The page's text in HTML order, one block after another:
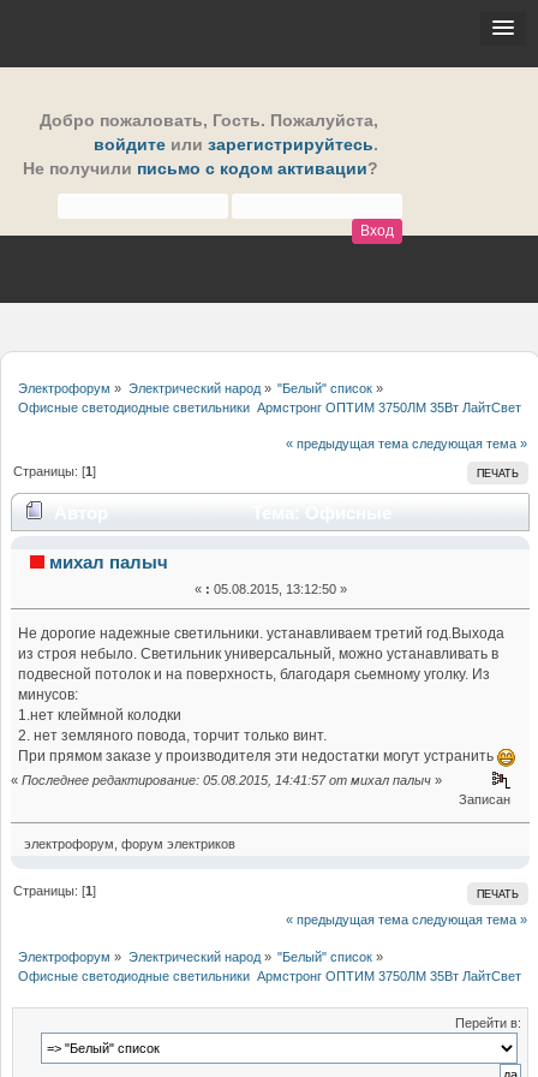
Добро пожаловать, Гость. Пожалуйста,
войдите или зарегистрируйтесь.
Не получили письмо с кодом активации?
Электрофорум » Электрический народ» "Белый" список»
Офисные светодиодные светильники  Армстронг ОПТИМ 3750ЛМ 35Вт ЛайтСвет
« предыдущая тема следующая тема »
ПЕЧАТЬ
Страницы: [1]
светодиодные светильники Армстронг ОПТИМ 3750ЛМ
35Вт ЛайтСвет Москва (Прочитано 20091 раз)
михал палыч
« : 05.08.2015, 13:12:50 »
Не дорогие надежные светильники. устанавливаем третий год.Выхода
из строя небыло. Светильник универсальный, можно устанавливать в
подвесной потолок и на поверхность, благодаря сьемному уголку. Из
минусов:
1.нет клеймной колодки
2. нет земляного повода, торчит только винт.
При прямом заказе у производителя эти недостатки могут устранить
« Последнее редактирование: 05.08.2015, 14:41:57 от михал палыч »
Записан
электрофорум, форум электриков
ПЕЧАТЬ
Страницы: [1]
« предыдущая тема следующая тема »
Электрофорум » Электрический народ» "Белый" список»
Офисные светодиодные светильники  Армстронг ОПТИМ 3750ЛМ 35Вт ЛайтСвет
Перейти в: